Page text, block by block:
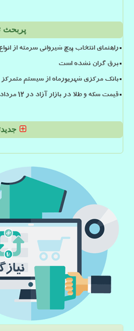
پربحث
راهنمای انتخاب پیچ شیروانی سرمته از
برق گران نشده است
بانک مرکزی شهریورماه از سیستم متمرکز
قیمت سکه و طلا در بازار آزاد در ۱۲ مرداد ۱۴۰۵